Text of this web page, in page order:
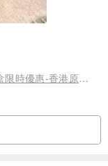
(預購)雙色羊絨頸巾圍巾領巾披肩禮盒限時優惠-香港原創品牌